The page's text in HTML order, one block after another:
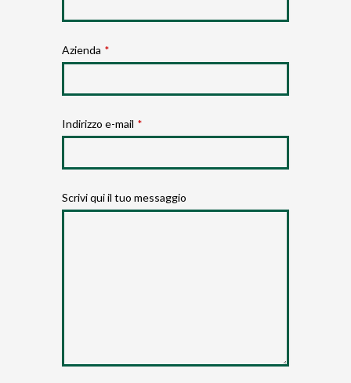
Azienda *
Indirizzo e-mail *
Scrivi qui il tuo messaggio